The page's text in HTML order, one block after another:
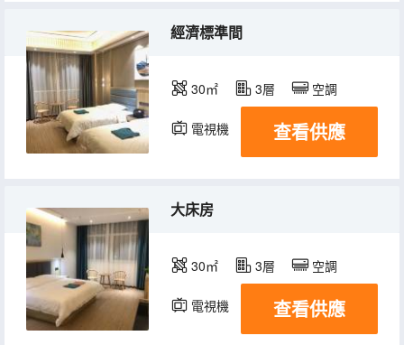
經濟標準間
30㎡ 3層 空調
電視機 查看供應
大床房
30㎡ 3層 空調
電視機 查看供應